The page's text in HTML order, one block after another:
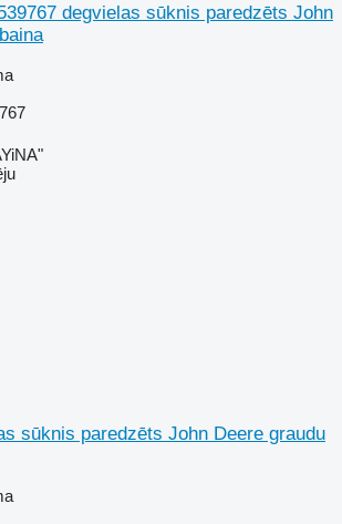
degvielas sūknis paredzēts John
sūknis paredzēts John Deere graudu